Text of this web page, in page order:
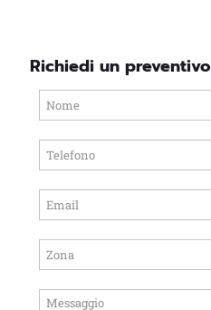
Richiedi un preventivo